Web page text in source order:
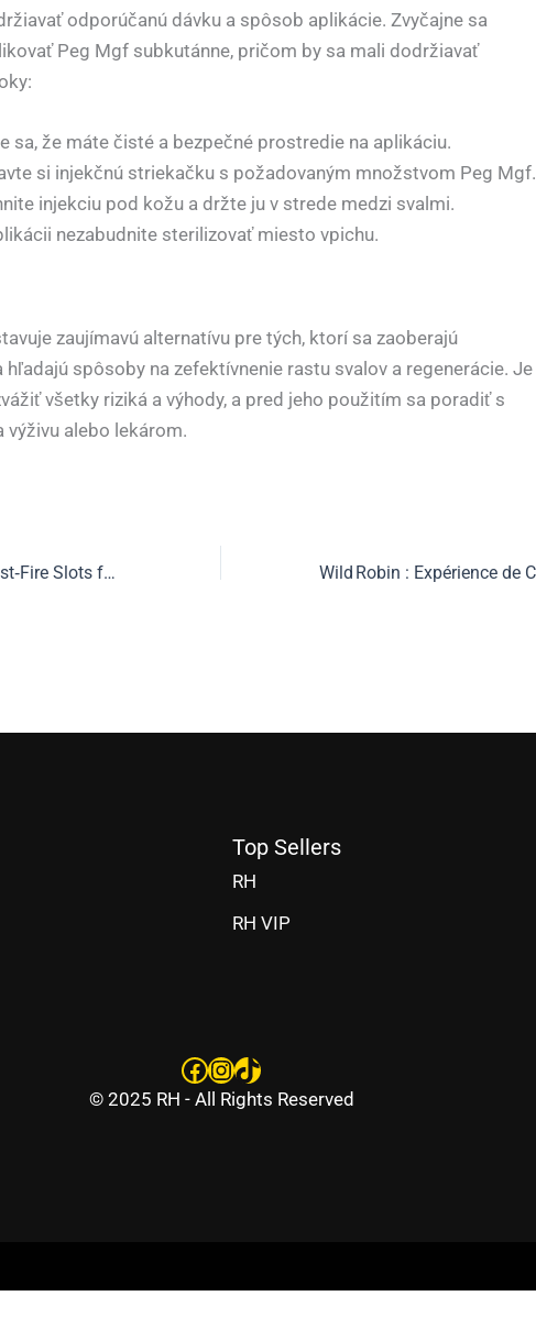
odporúčanú dávku a spôsob aplikácie. Zvyčajne sa
Peg Mgf subkutánne, pričom by sa mali dodržiavať
sa, že máte čisté a bezpečné prostredie na aplikáciu.
si injekčnú striekačku s požadovaným množstvom Peg Mgf.
injekciu pod kožu a držte ju v strede medzi svalmi.
nezabudnite sterilizovať miesto vpichu.
zaujímavú alternatívu pre tých, ktorí sa zaoberajú
hľadajú spôsoby na zefektívnenie rastu svalov a regenerácie. Je
všetky riziká a výhody, a pred jeho použitím sa poradiť s
alebo lekárom.
Slot Mafia Casino: Fast‑Fire Slots for Quick High‑Intensity Wins
Top Sellers
RH
RH VIP
Facebook
Instagram
TikTok
© 2025 RH - All Rights Reserved